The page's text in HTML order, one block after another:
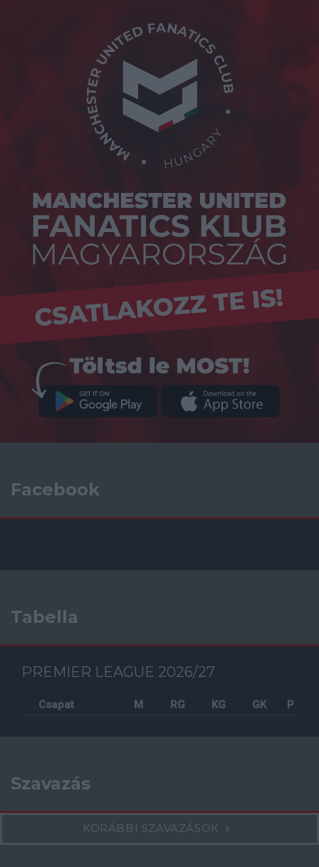
Facebook
Tabella
PREMIER LEAGUE 2026/27
Csapat M RG KG GK P
Szavazás
KORÁBBI SZAVAZÁSOK